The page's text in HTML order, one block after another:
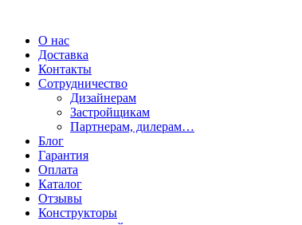
О нас
Доставка
Контакты
Сотрудничество
Дизайнерам
Застройщикам
Партнерам, дилерам…
Блог
Гарантия
Оплата
Каталог
Отзывы
Конструкторы